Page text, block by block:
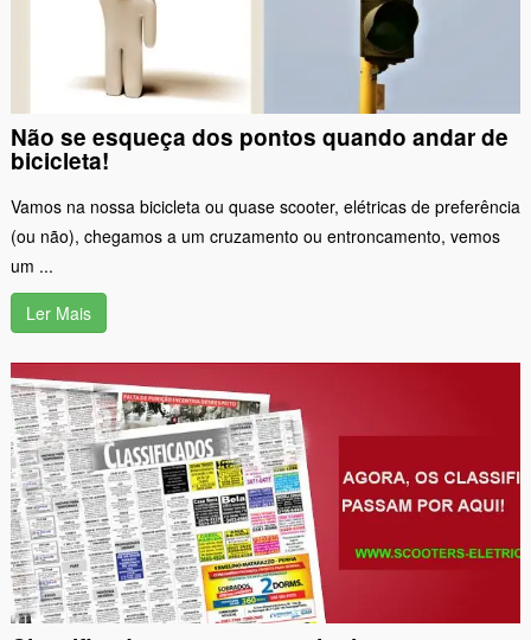
Não se esqueça dos pontos quando andar de
bicicleta!
Vamos na nossa bicicleta ou quase scooter, elétricas de preferência
(ou não), chegamos a um cruzamento ou entroncamento, vemos
um ...
Ler Mais